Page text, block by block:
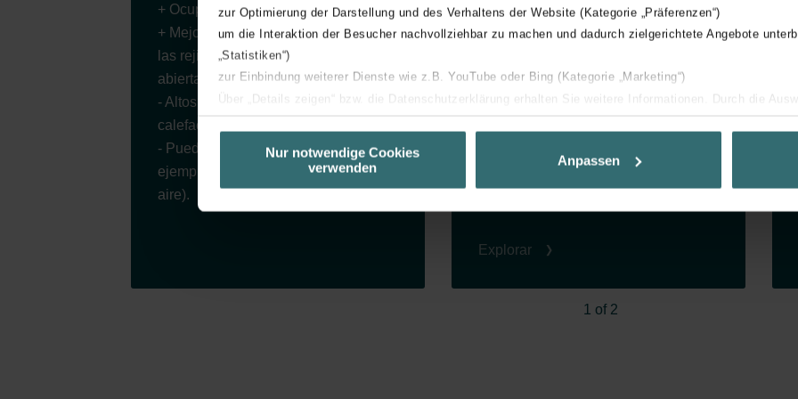
zur Optimierung der Darstellung und des Verhaltens der Website (Kategorie „Präferenzen“)
um die Interaktion der Besucher nachvollziehbar zu machen und dadurch zielgerichtete Angebote
„Statistiken“)
zur Einbindung weiterer Dienste wie z.B. YouTube oder Bing (Kategorie „Marketing“)
Über „Details zeigen“ bzw. die Datenschutzerklärung erhalten Sie weitere Informationen. Durch die
unserer Website verwenden, um Ihnen die bestmögliche Nutzererfahrung zu ermöglichen und Ihnen
basierend auf Ihren Interessen zur Verfügung zu stellen. Alle Einwilligungen können Sie
Datenschutzerklärung widerrufen.
Zehnder Group Czech Republic s.r.o.: Zásady ochrany osobních údajů
Nur notwendige Cookies
verwenden
Anpassen
+ Ocupa poco espacio.
+ Mejor calidad del aire siempre que
las rejillas de las ventanas estén
abiertas.
- Altos costes energéticos para la
calefacción o la refrigeración.
- Puede resultar menos cómodo (por
ejemplo, deja entrar corrientes de
aire).
- Limitada a una sola estancia.
- Requiere un elemento visible en la
Explorar
1 of 2